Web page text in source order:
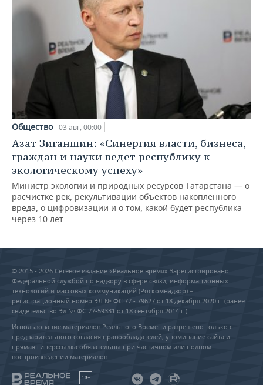
Общество 03 авг, 00:00
Азат Зиганшин: «Синергия власти, бизнеса,
граждан и науки ведет республику к
экологическому успеху»
Министр экологии и природных ресурсов Татарстана — о
расчистке рек, рекультивации объектов накопленного
вреда, о цифровизации и о том, какой будет республика
через 10 лет
© 2015 - 2026 Сетевое издание «Реальное время» Зарегистрировано
Федеральной службой по надзору в сфере связи, информационных
технологий и массовых коммуникаций (Роскомнадзор) –
регистрационный номер ЭЛ № ФС 77 - 79627 от 18 декабря 2020 г. (ранее
свидетельство Эл № ФС 77-59331 от 18 сентября 2014 г.)
Использование материалов Реального Времени разрешено только с
предварительного согласия правообладателей, упоминание сайта и
прямая гиперссылка обязательны при частичном или полном
воспроизведении материалов.
18+